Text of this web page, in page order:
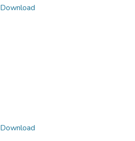
Download
Download